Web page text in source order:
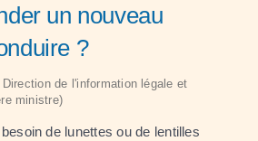
un nouveau
?
de l'information légale et
ministre)
de lunettes ou de lentilles